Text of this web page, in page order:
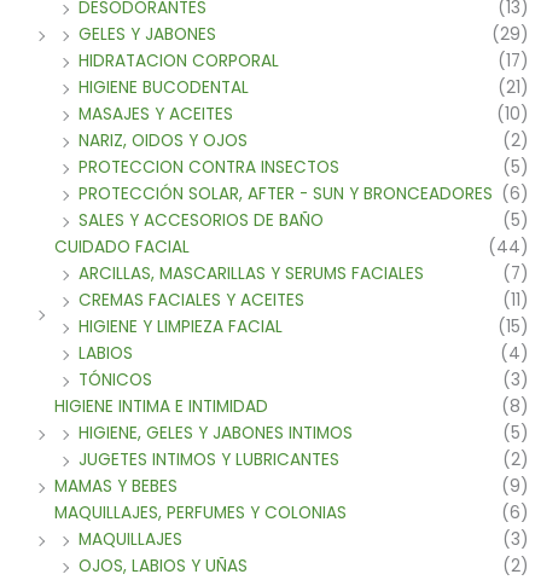
DESODORANTES
(13)
GELES Y JABONES
(29)
HIDRATACION CORPORAL
(17)
HIGIENE BUCODENTAL
(21)
MASAJES Y ACEITES
(10)
NARIZ, OIDOS Y OJOS
(2)
PROTECCION CONTRA INSECTOS
(5)
PROTECCIÓN SOLAR, AFTER - SUN Y BRONCEADORES (6)
SALES Y ACCESORIOS DE BAÑO
(5)
CUIDADO FACIAL
(44)
ARCILLAS, MASCARILLAS Y SERUMS FACIALES
(7)
CREMAS FACIALES Y ACEITES
(11)
HIGIENE Y LIMPIEZA FACIAL
(15)
LABIOS
(4)
TÓNICOS
(3)
HIGIENE INTIMA E INTIMIDAD
(8)
HIGIENE, GELES Y JABONES INTIMOS
(5)
JUGETES INTIMOS Y LUBRICANTES
(2)
MAMAS Y BEBES
(9)
MAQUILLAJES, PERFUMES Y COLONIAS
(6)
MAQUILLAJES
(3)
OJOS, LABIOS Y UÑAS
(2)